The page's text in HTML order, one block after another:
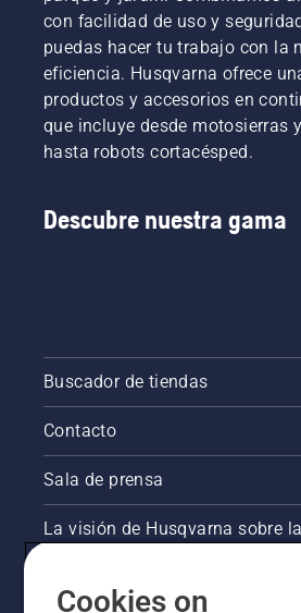
con facilidad de uso y
puedas hacer tu trabajo con la
eficiencia. Husqvarna ofrece
productos y accesorios en
que incluye desde motosierras
hasta robots cortacésped.
Descubre nuestra gama
Buscador de tiendas
Contacto
Sala de prensa
La visión de Husqvarna sobre
Cookies on